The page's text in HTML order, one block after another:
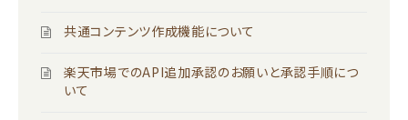
共通コンテンツ作成機能について
楽天市場でのAPI追加承認のお願いと承認手順につ
いて